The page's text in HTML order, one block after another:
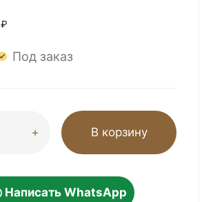
₽
Под заказ
В корзину
Написать WhatsApp